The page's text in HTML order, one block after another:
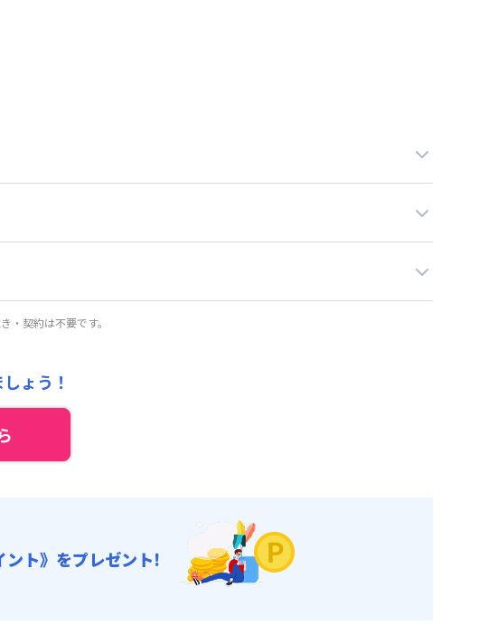
契約は不要です。
ょう！
ント》をプレゼント!